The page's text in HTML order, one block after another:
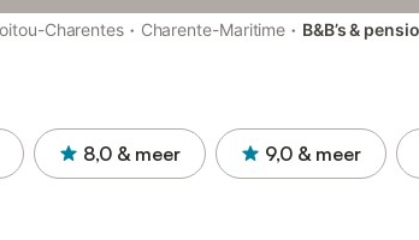
Charentes · Charente-Maritime · B&B’s &
8,0 & meer 9,0 & meer